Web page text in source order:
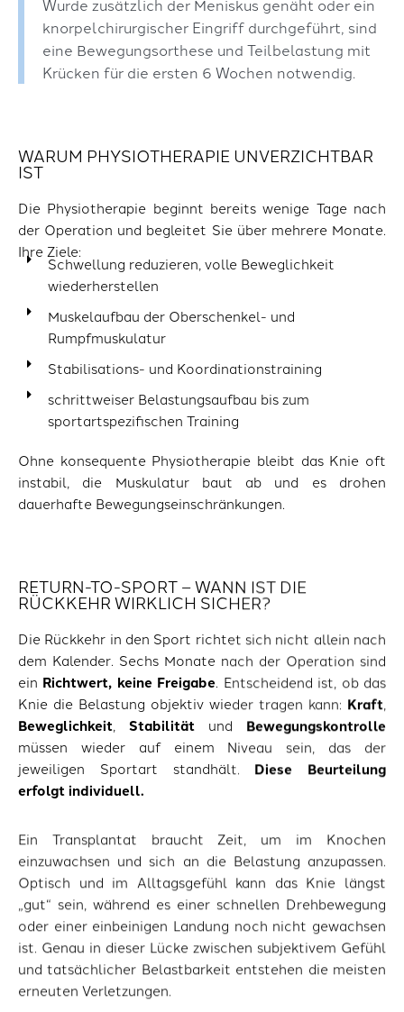
Wurde zusätzlich der Meniskus genäht oder ein
knorpelchirurgischer Eingriff durchgeführt, sind
eine Bewegungsorthese und Teilbelastung mit
Krücken für die ersten 6 Wochen notwendig.
WARUM PHYSIOTHERAPIE UNVERZICHTBAR
IST
Die Physiotherapie beginnt bereits wenige Tage nach
der Operation und begleitet Sie über mehrere Monate.
Ihre Ziele:
Schwellung reduzieren, volle Beweglichkeit
wiederherstellen
Muskelaufbau der Oberschenkel- und
Rumpfmuskulatur
Stabilisations- und Koordinationstraining
schrittweiser Belastungsaufbau bis zum
sportartspezifischen Training
Ohne konsequente Physiotherapie bleibt das Knie oft
instabil, die Muskulatur baut ab und es drohen
dauerhafte Bewegungseinschränkungen.
RETURN-TO-SPORT – WANN IST DIE
RÜCKKEHR WIRKLICH SICHER?
Die Rückkehr in den Sport richtet sich nicht allein nach
dem Kalender. Sechs Monate nach der Operation sind
ein Richtwert, keine Freigabe. Entscheidend ist, ob das
Knie die Belastung objektiv wieder tragen kann: Kraft,
Beweglichkeit, Stabilität und Bewegungskontrolle
müssen wieder auf einem Niveau sein, das der
jeweiligen Sportart standhält. Diese Beurteilung
erfolgt individuell.
Ein Transplantat braucht Zeit, um im Knochen
einzuwachsen und sich an die Belastung anzupassen.
Optisch und im Alltagsgefühl kann das Knie längst
„gut“ sein, während es einer schnellen Drehbewegung
oder einer einbeinigen Landung noch nicht gewachsen
ist. Genau in dieser Lücke zwischen subjektivem Gefühl
und tatsächlicher Belastbarkeit entstehen die meisten
erneuten Verletzungen.